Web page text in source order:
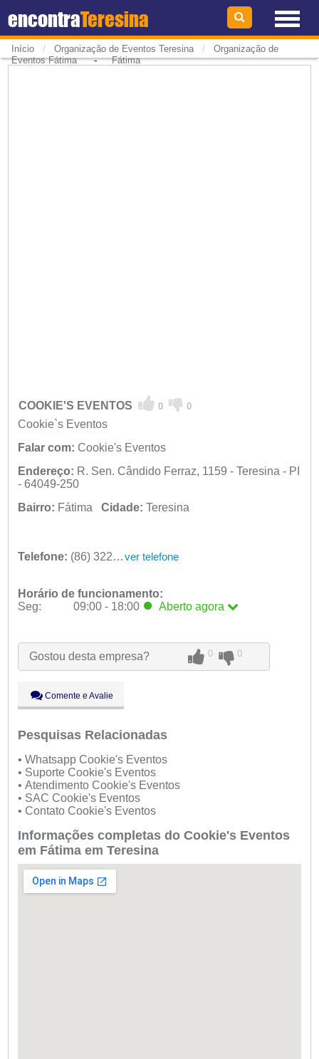
encontraTeresina
Início / Organização de Eventos Teresina / Organização de
Eventos Fátima-Fátima
COOKIE'S EVENTOS 0 0
Cookie`s Eventos
Falar com: Cookie's Eventos
Endereço: R. Sen. Cândido Ferraz, 1159 - Teresina - PI
- 64049-250
Bairro: Fátima Cidade: Teresina
Telefone: (86) 3223-8727 ver telefone
Horário de funcionamento:
Seg:
09:00 - 18:00 Aberto agora
Qua:
09:00 - 18:00
Qui:
09:00 - 18:00
Sáb:
Dom:
Fechado
Gostou desta empresa? 0 0
Comente e Avalie
Pesquisas Relacionadas
• Whatsapp Cookie's Eventos
• Suporte Cookie's Eventos
• Atendimento Cookie's Eventos
• SAC Cookie's Eventos
• Contato Cookie's Eventos
Informações completas do Cookie's Eventos
em Fátima em Teresina